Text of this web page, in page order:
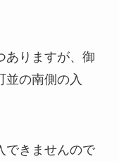
ありますが、御
並の南側の入
できませんので